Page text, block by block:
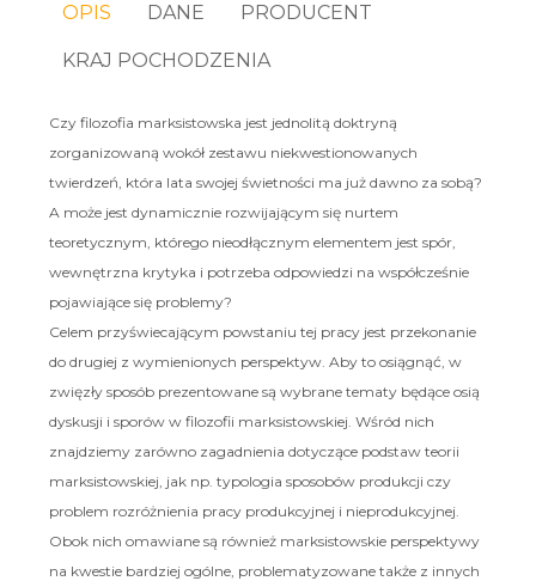
OPIS DANE PRODUCENT
KRAJ POCHODZENIA
Czy filozofia marksistowska jest jednolitą doktryną
zorganizowaną wokół zestawu niekwestionowanych
twierdzeń, która lata swojej świetności ma już dawno za sobą?
A może jest dynamicznie rozwijającym się nurtem
teoretycznym, którego nieodłącznym elementem jest spór,
wewnętrzna krytyka i potrzeba odpowiedzi na współcześnie
pojawiające się problemy?
Celem przyświecającym powstaniu tej pracy jest przekonanie
do drugiej z wymienionych perspektyw. Aby to osiągnąć, w
zwięzły sposób prezentowane są wybrane tematy będące osią
dyskusji i sporów w filozofii marksistowskiej. Wśród nich
znajdziemy zarówno zagadnienia dotyczące podstaw teorii
marksistowskiej, jak np. typologia sposobów produkcji czy
problem rozróżnienia pracy produkcyjnej i nieprodukcyjnej.
Obok nich omawiane są również marksistowskie perspektywy
na kwestie bardziej ogólne, problematyzowane także z innych